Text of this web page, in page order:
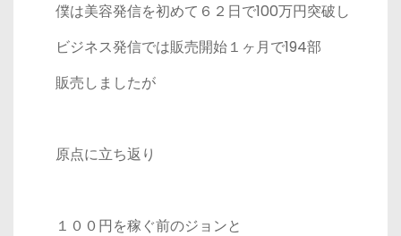
僕は美容発信を初めて６２日で100万円突破し
ビジネス発信では販売開始１ヶ月で194部
販売しましたが
原点に立ち返り
１００円を稼ぐ前のジョンと